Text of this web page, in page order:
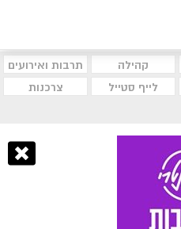
קהילה
תרבות ואירועים
לייף סטייל
צרכנות